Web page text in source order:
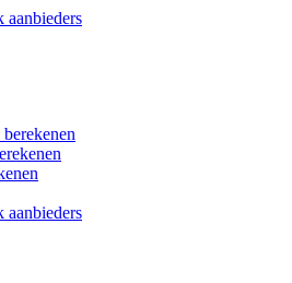
aanbieders
aanbieders